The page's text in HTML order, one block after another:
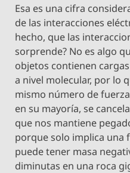
Esa es una cifra
de las interacciones
hecho, que las
sorprende? No es algo
objetos contienen
a nivel molecular, por lo
mismo número de
en su mayoría, se
que nos mantiene
porque solo implica una
puede tener masa
diminutas en una roca